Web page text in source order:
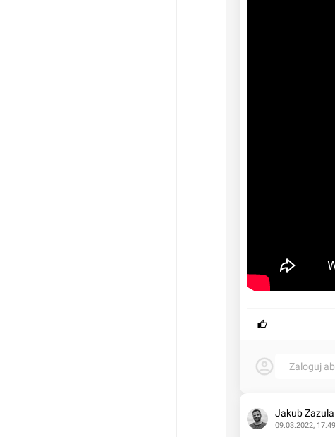
Zaloguj
Jakub Zazula
09.03.2022, 17:49